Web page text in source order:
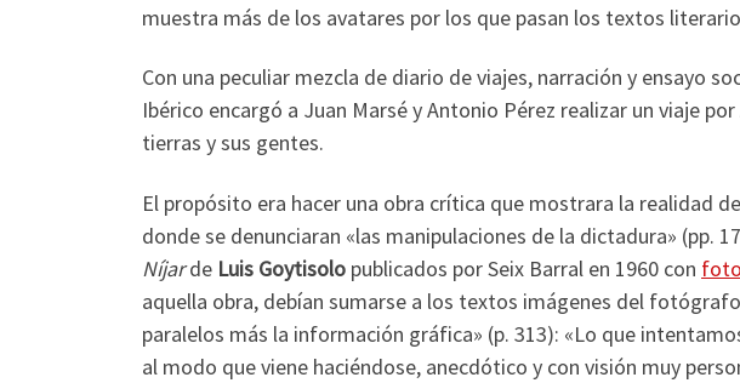
muestra más de los avatares por los que pasan los textos
Con una peculiar mezcla de diario de viajes, narración y ensayo
Ibérico encargó a Juan Marsé y Antonio Pérez realizar un viaje
tierras y sus gentes.
El propósito era hacer una obra crítica que mostrara la realidad
donde se denunciaran «las manipulaciones de la dictadura» (pp.
Níjarde Luis Goytisolo publicados por Seix Barral en 1960 con
aquella obra, debían sumarse a los textos imágenes del
paralelos más la información gráfica» (p. 313): «Lo que
al modo que viene haciéndose, anecdótico y con visión muy